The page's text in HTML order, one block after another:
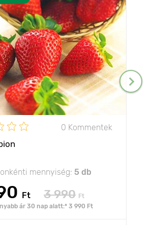
0 Kommentek
mennyiség: 5 db
Ft 3 990 Ft
ár 30 nap alatt:* 3 990 Ft